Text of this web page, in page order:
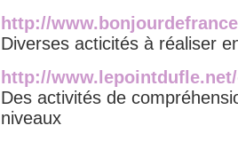
http://
Diverses acticités à réaliser
http://
Des activités de
niveaux